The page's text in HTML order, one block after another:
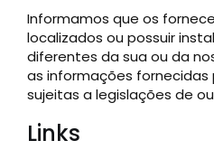
Informamos que os
localizados ou possuir
diferentes da sua ou da
as informações
sujeitas a legislações de
Links